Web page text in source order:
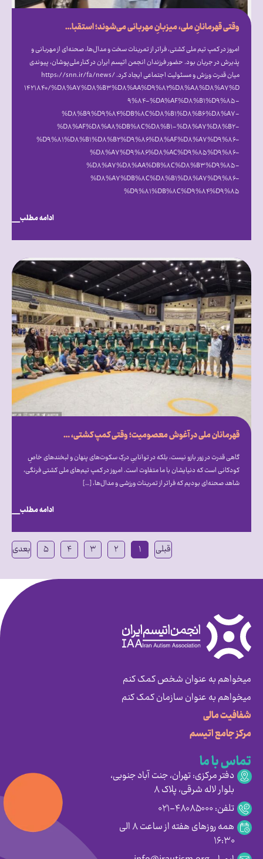
وقتی قهرمانانِ ملی، میزبانِ مهربانی می‌شوند؛ استقبال گرم علیرضا دبیر از فرزندان انجمن اتیسم ایران [همراه با فیلم]
امروز در کمپ تیم ملی کشتی، فراتر از تمرینات سخت و مدال‌ها، صحنه‌ای از مهربانی و
پذیرش در جریان بود. حضور فرزندان انجمن اتیسم ایران در کنار ملی‌پوشان، پیوندی
میان قدرت ورزش و مسئولیت اجتماعی ایجاد کرد. https://snn.ir/fa/news/
۱۴۲۱۸۴۰/%D۸%A۷%D۸%B۳%D۸%AA%D۹%۸۲%D۸%A۸%D۸%A۷%D
۹%۸۴-%DA%AF%D۸%B۱%D۹%۸۵-
%D۸%B۹%D۹%۸۴%DB%۸C%D۸%B۱%D۸%B۶%D۸%A۷-
%D۸%AF%D۸%A۸%DB%۸C%D۸%B۱-%D۸%A۷%D۸%B۲-
%D۹%۸۱%D۸%B۱%D۸%B۲%D۹%۸۶%D۸%AF%D۸%A۷%D۹%۸۶-
%D۸%A۷%D۹%۸۶%D۸%AC%D۹%۸۵%D۹%۸۶-
%D۸%A۷%D۸%AA%DB%۸C%D۸%B۳%D۹%۸۵-
%D۸%A۷%DB%۸C%D۸%B۱%D۸%A۷%D۹%۸۶-
%D۹%۸۱%DB%۸C%D۹%۸۴%D۹%۸۵
ادامه مطلب
قهرمانان ملی در آغوش معصومیت؛ وقتی کمپ کشتی، میزبان دنیای متفاوت اتیسم شد
گاهی قدرت در زور بازو نیست، بلکه در تواناییِ درکِ سکوت‌های پنهان و لبخندهای خاصِ
کودکانی است که دنیایشان با ما متفاوت است. امروز در کمپ تیم‌های ملی کشتی فرنگی،
شاهد صحنه‌ای بودیم که فراتر از تمرینات ورزشی و مدال‌ها، […]
ادامه مطلب
قبلی ۱ ۲ ۳ ۴ ۵ بعدی
میخواهم به عنوان شخص کمک کنم
میخواهم به عنوان سازمان کمک کنم
شفافیت مالی
مرکز جامع اتیسم
تماس با ما
دفتر مرکزی: تهران، جنت آباد جنوبی،
بلوار لاله شرقی، پلاک ۸
تلفن: ۴۸۰۸۵۰۰۰-۰۲۱
همه روزهای هفته از ساعت ۸ الی
۱۶:۳۰